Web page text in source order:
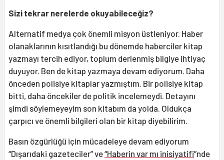
Sizi tekrar nerelerde okuyabileceğiz?
Alternatif medya çok önemli misyon üstleniyor. Haber
olanaklarının kısıtlandığı bu dönemde haberciler kitap
yazmayı tercih ediyor, toplum derlenmiş bilgiye ihtiyaç
duyuyor. Ben de kitap yazmaya devam ediyorum. Daha
önceden polisiye kitaplar yazmıştım. Bir polisiye kitap
bitti, daha öncekiler de politik incelemeydi. Detayını
şimdi söylemeyeyim son kitabım da yolda. Oldukça
çarpıcı ve önemli bilgileri olan bir kitap diyebilirim.
Basın özgürlüğü için mücadeleye devam ediyorum
“Dışarıdaki gazeteciler” ve“Haberin var mı inisiyatifi”nde